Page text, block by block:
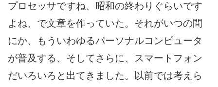
プロセッサですね、昭和の終わりぐらいです
よね、で文章を作っていた。それがいつの間
にか、もういわゆるパーソナルコンピュータ
が普及する、そしてさらに、スマートフォン
だいろいろと出てきました。以前では考えら